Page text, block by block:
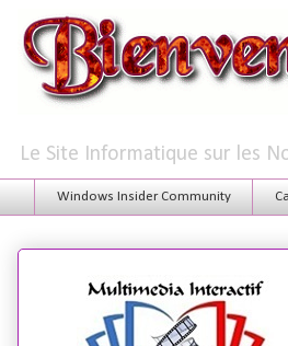
Le Site Informatique sur les
Windows Insider Community